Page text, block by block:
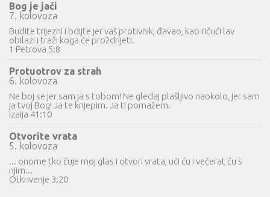
Bog je jači
7. kolovoza
Budite trijezni i bdijte jer vaš protivnik, đavao, kao ričući lav
obilazi i traži koga će proždrijeti.
1 Petrova 5:8
Protuotrov za strah
6. kolovoza
Ne boj se jer sam ja s tobom! Ne gledaj plašljivo naokolo, jer sam
ja tvoj Bog! Ja te krijepim. Ja ti pomažem.
Izaija 41:10
Otvorite vrata
5. kolovoza
... onome tko čuje moj glas i otvori vrata, ući ću i večerat ću s
njim...
Otkrivenje 3:20